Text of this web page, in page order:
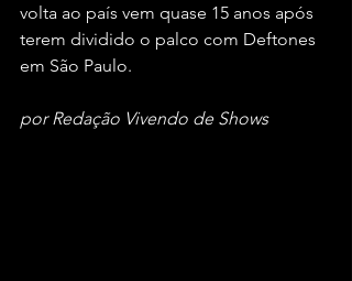
volta ao país vem quase 15 anos após
terem dividido o palco com Deftones
em São Paulo.
por Redação Vivendo de Shows